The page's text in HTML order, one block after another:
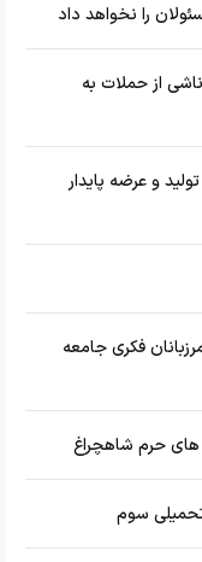
را نخواهد داد
از حملات به
و عرضه پایدار
فکری جامعه
های حرم شاهچراغ